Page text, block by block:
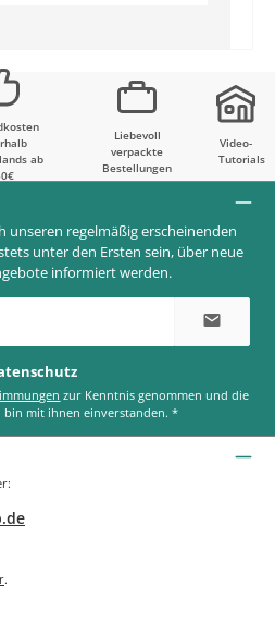
ab
Liebevoll
verpackte
Bestellungen
Video-
Tutorials
unseren regelmäßig erscheinenden
unter den Ersten sein, über neue
informiert werden.
bin mit ihnen einverstanden.*
.